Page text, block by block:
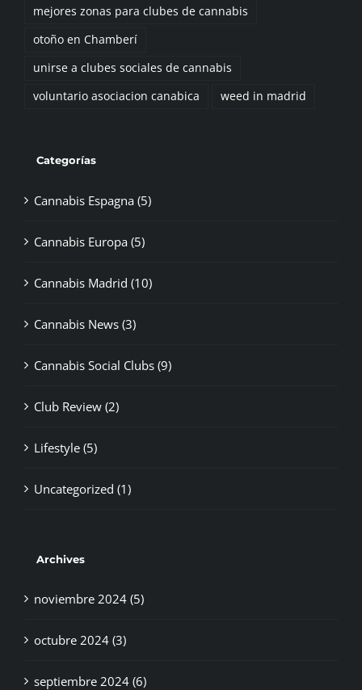
mejores zonas para clubes de cannabis
otoño en Chamberí
unirse a clubes sociales de cannabis
voluntario asociacion canabica
weed in madrid
Categorías
Cannabis Espagna (5)
Cannabis Europa (5)
Cannabis Madrid (10)
Cannabis News (3)
Cannabis Social Clubs (9)
Club Review (2)
Lifestyle (5)
Uncategorized (1)
Archives
noviembre 2024 (5)
octubre 2024 (3)
septiembre 2024 (6)